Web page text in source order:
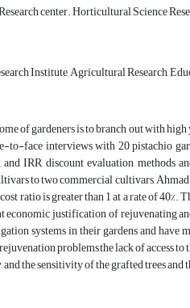
center. Horticultural Science
Institute, Agricultural Research,
of gardeners is to branch out with
face interviews with 20 pistachio
IRR discount evaluation methods
to two commercial cultivars,
ratio is greater than 1 at a rate of
economic justification of rejuvenating
systems in their gardens and
problems,the lack of access
the sensitivity of the grafted trees